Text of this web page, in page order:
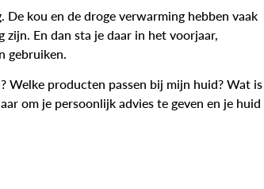
kou en de droge verwarming hebben vaak
En dan sta je daar in het voorjaar,
gebruiken.
Welke producten passen bij mijn huid? Wat is
om je persoonlijk advies te geven en je huid